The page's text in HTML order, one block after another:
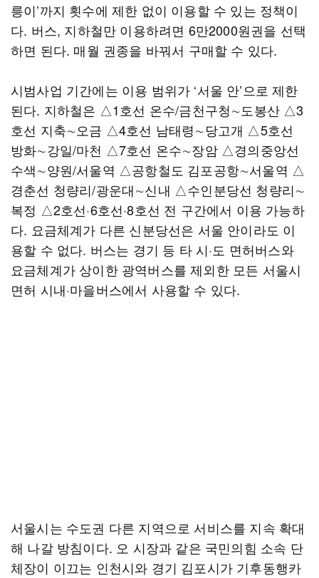
릉이’까지 횟수에 제한 없이 이용할 수 있는 정책이
다. 버스, 지하철만 이용하려면 6만2000원권을 선택
하면 된다. 매월 권종을 바꿔서 구매할 수 있다.
시범사업 기간에는 이용 범위가 ‘서울 안’으로 제한
된다. 지하철은 △1호선 온수/금천구청∼도봉산 △3
호선 지축∼오금 △4호선 남태령∼당고개 △5호선
방화∼강일/마천 △7호선 온수∼장암 △경의중앙선
수색∼양원/서울역 △공항철도 김포공항∼서울역 △
경춘선 청량리/광운대∼신내 △수인분당선 청량리∼
복정 △2호선·6호선·8호선 전 구간에서 이용 가능하
다. 요금체계가 다른 신분당선은 서울 안이라도 이
용할 수 없다. 버스는 경기 등 타 시·도 면허버스와
요금체계가 상이한 광역버스를 제외한 모든 서울시
면허 시내·마을버스에서 사용할 수 있다.
서울시는 수도권 다른 지역으로 서비스를 지속 확대
해 나갈 방침이다. 오 시장과 같은 국민의힘 소속 단
체장이 이끄는 인천시와 경기 김포시가 기후동행카